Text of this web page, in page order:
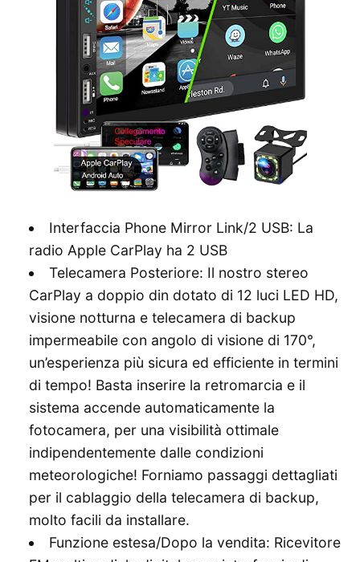
Interfaccia Phone Mirror Link/2 USB: La
radio Apple CarPlay ha 2 USB
Telecamera Posteriore: Il nostro stereo
CarPlay a doppio din dotato di 12 luci LED HD,
visione notturna e telecamera di backup
impermeabile con angolo di visione di 170°,
un’esperienza più sicura ed efficiente in termini
di tempo! Basta inserire la retromarcia e il
sistema accende automaticamente la
fotocamera, per una visibilità ottimale
indipendentemente dalle condizioni
meteorologiche! Forniamo passaggi dettagliati
per il cablaggio della telecamera di backup,
molto facili da installare.
Funzione estesa/Dopo la vendita: Ricevitore